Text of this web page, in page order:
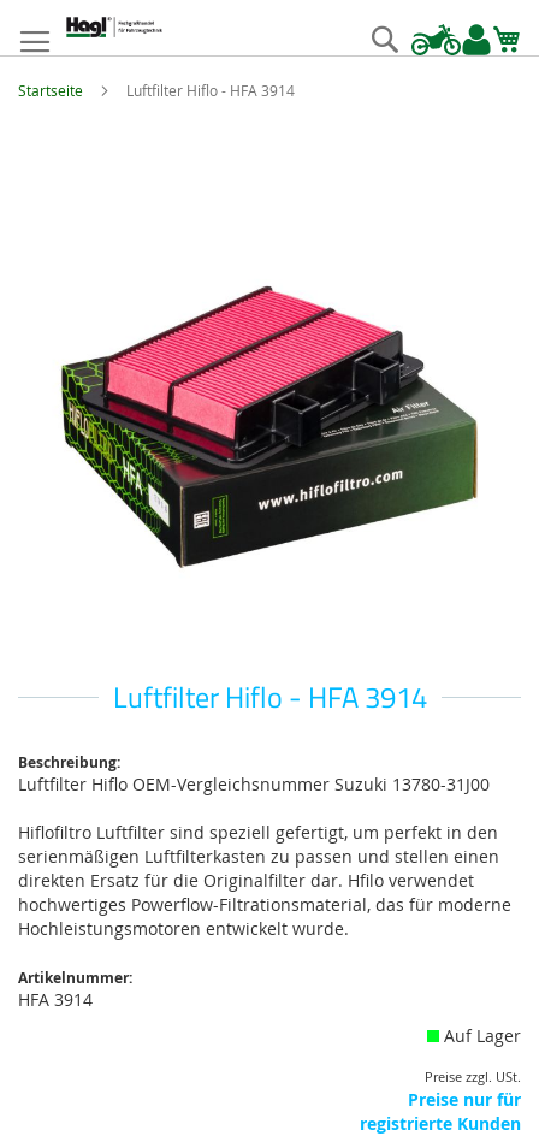
springen
Suche
Startseite Luftfilter Hiflo - HFA 3914
Luftfilter Hiflo - HFA 3914
Bildgalerie
springen
Beschreibung:
Luftfilter Hiflo OEM-Vergleichsnummer Suzuki 13780-31J00
Hiflofiltro Luftfilter sind speziell gefertigt, um perfekt in den
serienmäßigen Luftfilterkasten zu passen und stellen einen
direkten Ersatz für die Originalfilter dar. Hfilo verwendet
hochwertiges Powerflow-Filtrationsmaterial, das für moderne
Hochleistungsmotoren entwickelt wurde.
Artikelnummer:
HFA 3914
Auf Lager
Preise zzgl. USt.
Preise nur für
registrierte Kunden